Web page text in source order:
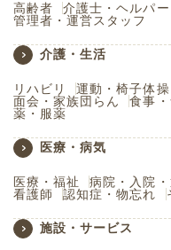
高齢者 介護士・ヘルパー
管理者・運営スタッフ
介護・生活
リハビリ 運動・椅子体操
面会・家族団らん
食事
薬・服薬
医療・病気
医療・福祉 病院・入院
看護師
認知症・物忘れ
施設・サービス